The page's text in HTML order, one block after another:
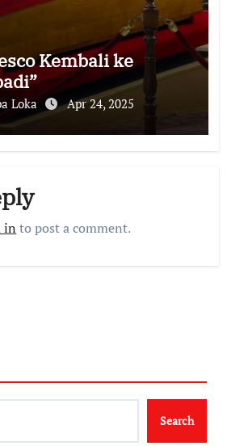
Kembali ke
Loka Apr 24, 2025
in to post a comment.
Search